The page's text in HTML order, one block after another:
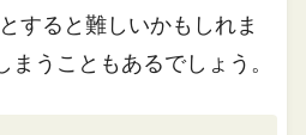
すると難しいかもしれま
うこともあるでしょう。